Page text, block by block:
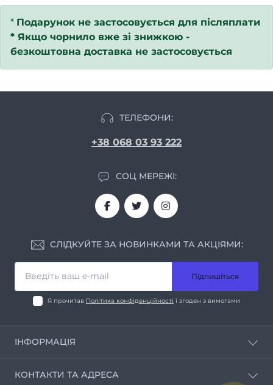
* Подарунок не застосовується для післяплати
* Якщо чорнило вже зі знижкою -
безкоштовна доставка не застосовується
ТЕЛЕФОНИ:
+38 068 03 93 222
СОЦ МЕРЕЖІ:
СЛІДКУЙТЕ ЗА НОВИНКАМИ ТА АКЦІЯМИ:
Підпишіться
Я прочитав Політика конфіденційності і згоден з вимогами
ІНФОРМАЦІЯ
Умови співпраці
КОНТАКТИ ТА АДРЕСА